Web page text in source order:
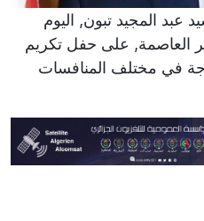
المجيد تبون, اليوم
العاصمة, على حفل تكريم
في مختلف المنافسات